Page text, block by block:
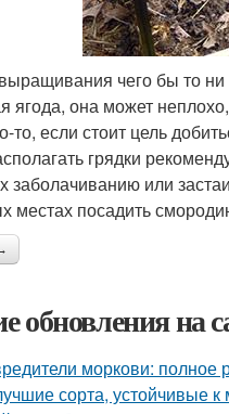
чего бы то ни
ягода, она может
то, если стоит цель
грядки
заболачиванию или
местах посадить
обновления на
моркови: полное
сорта, устойчивые